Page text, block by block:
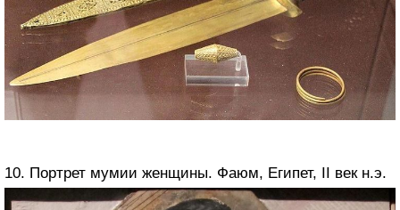
10. Портрет мумии женщины. Фаюм, Египет, II век н.э.